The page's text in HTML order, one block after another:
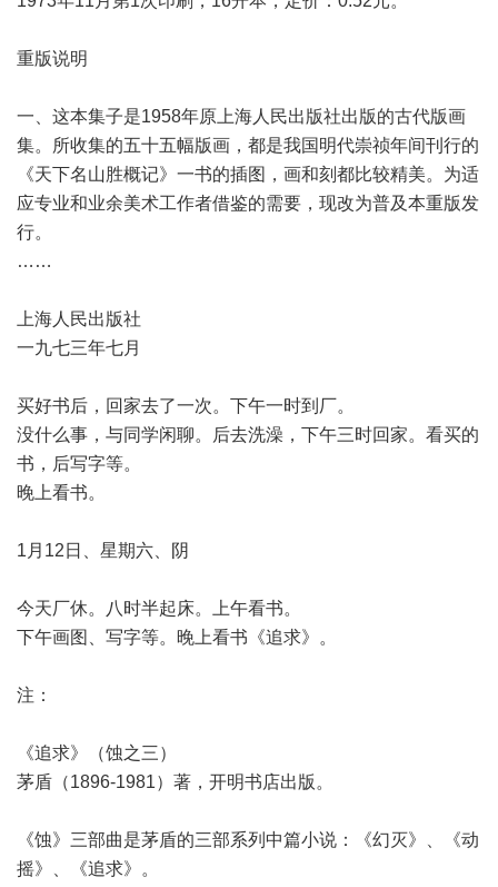
重版说明
一、这本集子是1958年原上海人民出版社出版的古代版画
集。所收集的五十五幅版画，都是我国明代崇祯年间刊行的
《天下名山胜概记》一书的插图，画和刻都比较精美。为适
应专业和业余美术工作者借鉴的需要，现改为普及本重版发
行。
……
上海人民出版社
一九七三年七月
买好书后，回家去了一次。下午一时到厂。
没什么事，与同学闲聊。后去洗澡，下午三时回家。看买的
书，后写字等。
晚上看书。
1月12日、星期六、阴
今天厂休。八时半起床。上午看书。
下午画图、写字等。晚上看书《追求》。
注：
《追求》（蚀之三）
茅盾（1896-1981）著，开明书店出版。
《蚀》三部曲是茅盾的三部系列中篇小说：《幻灭》、《动
摇》、《追求》。